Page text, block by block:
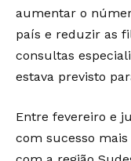
aumentar o
país e reduzir as
consultas
estava previsto
Entre fevereiro e
com sucesso